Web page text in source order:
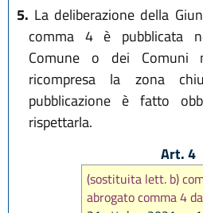
5. La deliberazione della
comma 4 è pubblicata
Comune o dei
ricompresa la zona
pubblicazione è fatto
rispettarla.
Art. 4
(sostituita lett. b)
abrogato comma 4